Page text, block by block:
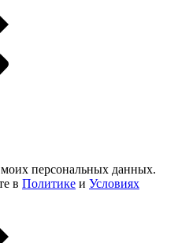
моих персональных данных.
в Политике и Условиях